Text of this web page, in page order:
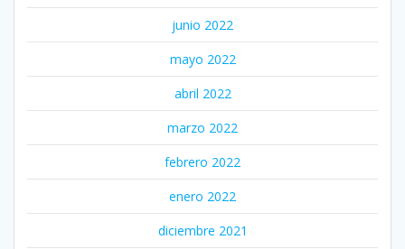
junio 2022
mayo 2022
abril 2022
marzo 2022
febrero 2022
enero 2022
diciembre 2021